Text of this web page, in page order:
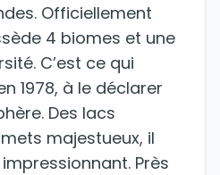
Officiellement
4 biomes et une
C’est ce qui
1978, à le déclarer
Des lacs
majestueux, il
Près